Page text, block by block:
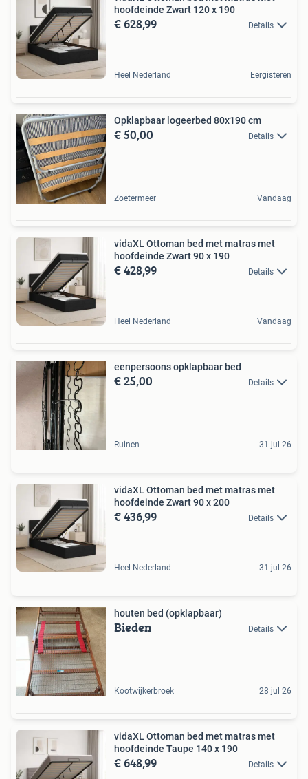
hoofdeinde Zwart 120 x 190
€ 628,99 Details
Heel Nederland Eergisteren
Opklapbaar logeerbed 80x190 cm
€ 50,00 Details
Zoetermeer Vandaag
vidaXL Ottoman bed met matras met
hoofdeinde Zwart 90 x 190
€ 428,99 Details
Heel Nederland Vandaag
eenpersoons opklapbaar bed
€ 25,00 Details
Ruinen 31 jul 26
vidaXL Ottoman bed met matras met
hoofdeinde Zwart 90 x 200
€ 436,99 Details
Heel Nederland 31 jul 26
houten bed (opklapbaar)
Bieden Details
Kootwijkerbroek 28 jul 26
vidaXL Ottoman bed met matras met
hoofdeinde Taupe 140 x 190
€ 648,99 Details